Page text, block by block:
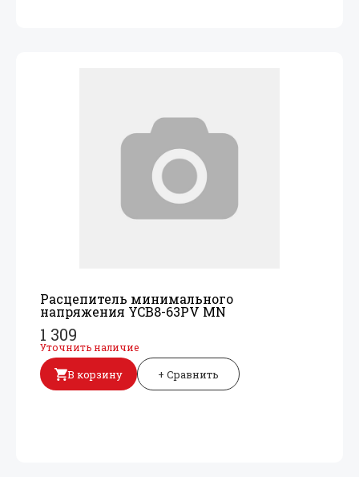
Расцепитель минимального
напряжения YCB8-63PV MN
1 309
Уточнить наличие
В корзину + Сравнить